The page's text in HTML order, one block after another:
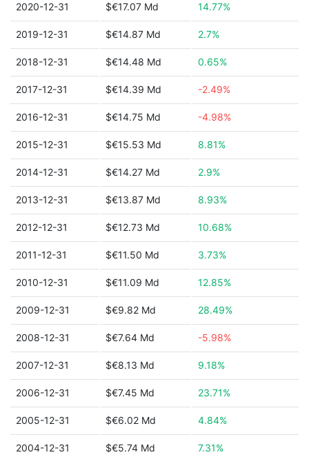
2020-12-31 $€17.07 Md 14.77%
2019-12-31 $€14.87 Md 2.7%
2018-12-31 $€14.48 Md 0.65%
2017-12-31 $€14.39 Md -2.49%
2016-12-31 $€14.75 Md -4.98%
2015-12-31 $€15.53 Md 8.81%
2014-12-31 $€14.27 Md 2.9%
2013-12-31 $€13.87 Md 8.93%
2012-12-31 $€12.73 Md 10.68%
2011-12-31 $€11.50 Md 3.73%
2010-12-31 $€11.09 Md 12.85%
2009-12-31 $€9.82 Md 28.49%
2008-12-31 $€7.64 Md -5.98%
2007-12-31 $€8.13 Md 9.18%
2006-12-31 $€7.45 Md 23.71%
2005-12-31 $€6.02 Md 4.84%
2004-12-31 $€5.74 Md 7.31%